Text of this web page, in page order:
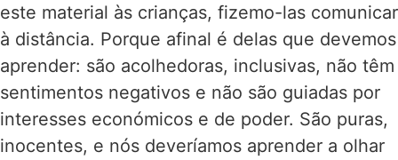
este material às crianças, fizemo-las comunicar
à distância. Porque afinal é delas que devemos
aprender: são acolhedoras, inclusivas, não têm
sentimentos negativos e não são guiadas por
interesses económicos e de poder. São puras,
inocentes, e nós deveríamos aprender a olhar